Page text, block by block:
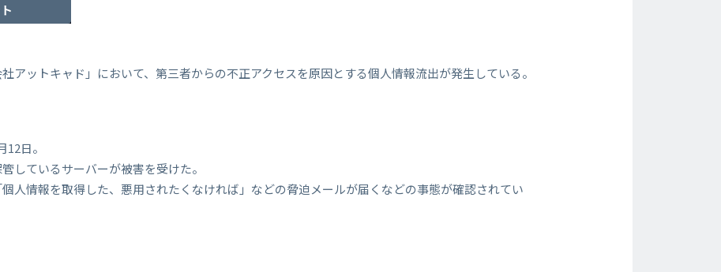
アットキャド」において、第三者からの不正アクセスを原因とする個人情報流出が発生している。
日。
しているサーバーが被害を受けた。
人情報を取得した、悪用されたくなければ」などの脅迫メールが届くなどの事態が確認されてい